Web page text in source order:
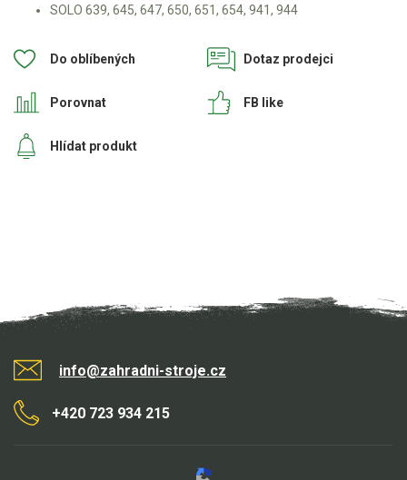
Zahradní traktory
vodící lišty Stihl
Náhradní díly pro křovinořezy
SOLO 639, 645, 647, 650, 651, 654, 941, 944
Do oblíbených
Porovnat
Dotaz prodejci
Hlídat produkt
FB like
info@zahradni-stroje.cz
+420 723 934 215